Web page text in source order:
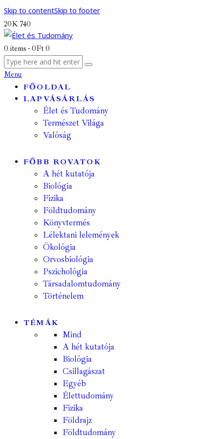
Skip to contentSkip to footer
20K 740
0 items - 0Ft 0
Menu
FŐOLDAL
LAPVÁSÁRLÁS
Élet és Tudomány
Természet Világa
Valóság
FŐBB ROVATOK
A hét kutatója
Biológia
Fizika
Földtudomány
Könyvtermés
Lélektani lelemények
Ökológia
Orvosbiológia
Pszichológia
Társadalomtudomány
Történelem
TÉMÁK
Mind
A hét kutatója
Biológia
Csillagászat
Egyéb
Élettudomány
Fizika
Földrajz
Földtudomány